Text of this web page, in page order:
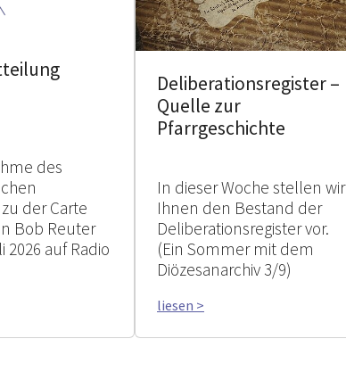
des
der Carte
Bob Reuter
2026 auf Radio
Deliberationsregister –
Quelle zur
Pfarrgeschichte
In dieser Woche stellen wir
Ihnen den Bestand der
Deliberationsregister vor.
(Ein Sommer mit dem
Diözesanarchiv 3/9)
liesen >